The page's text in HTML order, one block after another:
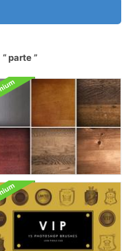
parte